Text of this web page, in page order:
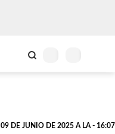
09 DE JUNIO DE 2025 A LA - 16:07